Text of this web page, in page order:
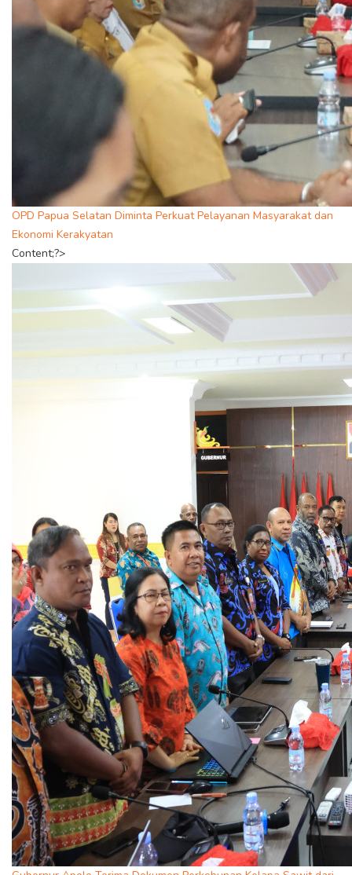
OPD Papua Selatan Diminta Perkuat Pelayanan Masyarakat dan
Ekonomi Kerakyatan
Content;?>